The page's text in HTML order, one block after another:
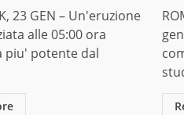
23 GEN – Un'eruzione
alle 05:00 ora
piu' potente dal